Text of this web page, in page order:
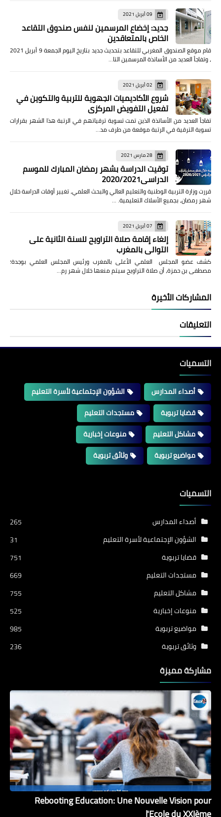
09 أبريل 2021
جديد: إخضاع المرسمين لنفس صندوق التقاعد
الخاص بالمتعاقدين
قام موقع الصندوق المغربي للتقاعد بتحديث جديد بتاريخ اليوم الجمعة 9 أبريل 2021
، وتفاجأ العديد من الأساتذة المرسمين التا…
02 أبريل 2021
شروع الأكاديميات الجهوية للتربية والتكوين في
تفعيل التفويض المركزي
تفاجأ العديد من الأساتذة الذين تمت تسوية ترقياتهم في الرتبة هذا الشهر بقرارات
تسوية الترقية في الرتبة موقعة من طرف مد…
28 مارس 2021
توقيت الدراسة بشهر رمضان المبارك للموسم
الدراسي2020/2021
قررت وزارة التربية الوطنية والتعليم العالي والبحث العلمي، تغيير أوقات الدراسة خلال
شهر رمضان، بجميع الأسلاك التعليمية. …
07 أبريل 2021
إلغاء إقامة صلاة التراويح للسنة الثانية على
التوالي بالمغرب
كشف عضو المجلس العلمي الأعلى بالمغرب ورئيس المجلس العلمي بوجدة؛
مصطفى بن حمزة، أن صلاة التراويح سيتم منعها خلال شهر رم…
المشاركات الأخيرة
التعليقات
التسميات
أصداء المدارس
الشؤون الإجتماعية لأسرة التعليم
قضايا تربوية
مستجدات التعليم
مشاكل التعليم
منوعات إخبارية
مواضيع تربوية
وثائق تربوية
التسميات
أصداء المدارس
265
الشؤون الإجتماعية لأسرة التعليم
31
قضايا تربوية
751
مستجدات التعليم
669
مشاكل التعليم
755
منوعات إخبارية
525
مواضيع تربوية
985
وثائق تربوية
236
مشاركة مميزة
Rebooting Education: Une Nouvelle Vision pour